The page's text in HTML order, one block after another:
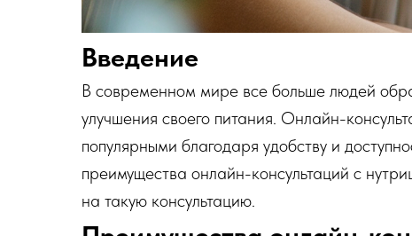
Введение
В современном мире все больше людей
улучшения своего питания. Онлайн-
популярными благодаря удобству и
преимущества онлайн-консультаций с
на такую консультацию.